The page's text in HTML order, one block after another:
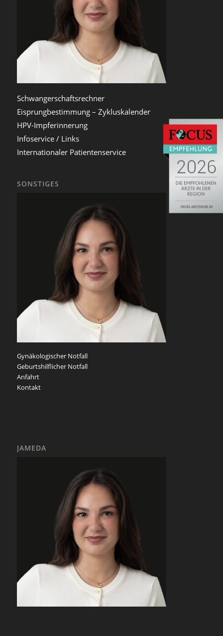
Schwangerschaftsrechner
Eisprungbestimmung – Zykluskalender
HPV-Impferinnerung
Infoservice / Links
Internationaler Patientenservice
SONSTIGES
Gynäkologischer Notfall
Geburtshilflicher Notfall
Anfahrt
Kontakt
JAMEDA